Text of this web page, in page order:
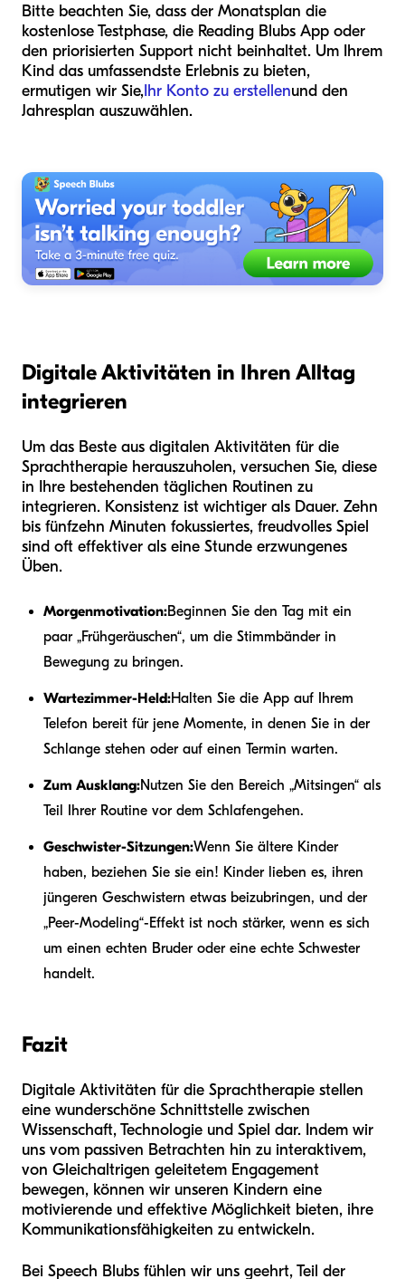
Bitte beachten Sie, dass der Monatsplan die
kostenlose Testphase, die Reading Blubs App oder
den priorisierten Support nicht beinhaltet. Um Ihrem
Kind das umfassendste Erlebnis zu bieten,
ermutigen wir Sie,Ihr Konto zu erstellenund den
Jahresplan auszuwählen.
Digitale Aktivitäten in Ihren Alltag
integrieren
Um das Beste aus digitalen Aktivitäten für die
Sprachtherapie herauszuholen, versuchen Sie, diese
in Ihre bestehenden täglichen Routinen zu
integrieren. Konsistenz ist wichtiger als Dauer. Zehn
bis fünfzehn Minuten fokussiertes, freudvolles Spiel
sind oft effektiver als eine Stunde erzwungenes
Üben.
Morgenmotivation:Beginnen Sie den Tag mit ein
paar „Frühgeräuschen“, um die Stimmbänder in
Bewegung zu bringen.
Wartezimmer-Held:Halten Sie die App auf Ihrem
Telefon bereit für jene Momente, in denen Sie in der
Schlange stehen oder auf einen Termin warten.
Zum Ausklang:Nutzen Sie den Bereich „Mitsingen“ als
Teil Ihrer Routine vor dem Schlafengehen.
Geschwister-Sitzungen:Wenn Sie ältere Kinder
haben, beziehen Sie sie ein! Kinder lieben es, ihren
jüngeren Geschwistern etwas beizubringen, und der
„Peer-Modeling“-Effekt ist noch stärker, wenn es sich
um einen echten Bruder oder eine echte Schwester
handelt.
Fazit
Digitale Aktivitäten für die Sprachtherapie stellen
eine wunderschöne Schnittstelle zwischen
Wissenschaft, Technologie und Spiel dar. Indem wir
uns vom passiven Betrachten hin zu interaktivem,
von Gleichaltrigen geleitetem Engagement
bewegen, können wir unseren Kindern eine
motivierende und effektive Möglichkeit bieten, ihre
Kommunikationsfähigkeiten zu entwickeln.
Bei Speech Blubs fühlen wir uns geehrt, Teil der